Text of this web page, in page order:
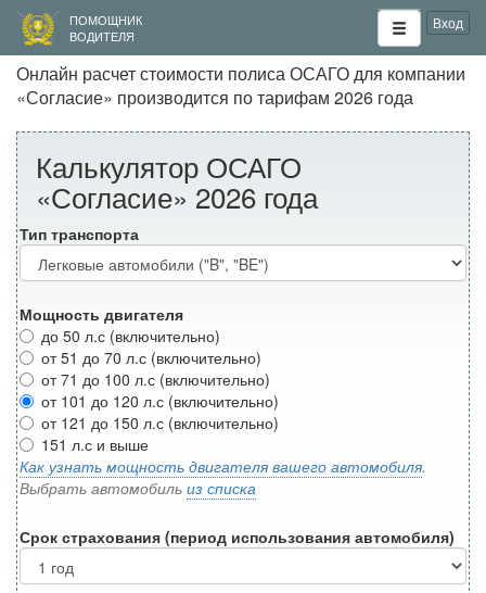
ПОМОЩНИК
ВОДИТЕЛЯ
Вход
Онлайн расчет стоимости полиса ОСАГО для компании
«Согласие» производится по тарифам 2026 года
Калькулятор ОСАГО
«Согласие» 2026 года
Тип транспорта
Мощность двигателя
до 50 л.с (включительно)
от 51 до 70 л.с (включительно)
от 71 до 100 л.с (включительно)
от 101 до 120 л.с (включительно)
от 121 до 150 л.с (включительно)
151 л.с и выше
Как узнать мощность двигателя вашего автомобиля.
Выбрать автомобиль из списка
Срок страхования (период использования автомобиля)